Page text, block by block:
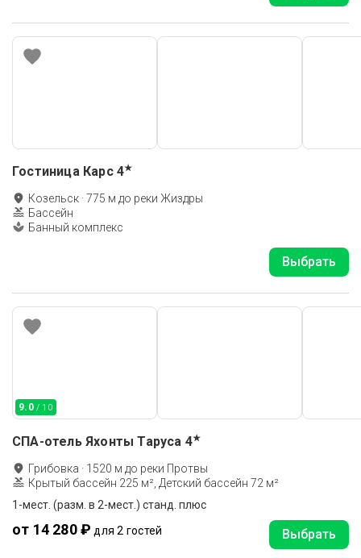
Гостиница Карс 4★
Козельск ·775 м до реки Жиздры
Бассейн
Банный комплекс
Выбрать
9.0 / 10
СПА-отель Яхонты Таруса 4★
Грибовка · 1520 м до реки Протвы
Крытый бассейн 225 м², Детский бассейн 72 м²
1-мест. (разм. в 2-мест.) станд. плюс
от 14 280 ₽ для 2 гостей Выбрать